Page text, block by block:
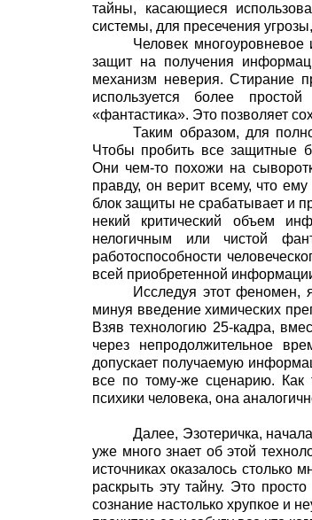
тайны, касающиеся
системы, для пресечения
Человек многоуровневое
защит на получения
механизм неверия. Стирание
используется более простой
«фантастика». Это позволяет
Таким образом, для
Чтобы пробить все защитные
Они чем-то похожи на
правду, он верит всему, что
блок защиты не срабатывает и
некий критический объем
нелогичным или чистой
работоспособности
всей приобретенной
Исследуя этот феномен,
минуя введение химических
Взяв технологию 25-кадра,
через непродолжительное
допускает получаемую
все по тому-же сценарию. Как
психики человека, она
Далее, Эзотеричка,
уже много знает об этой
источниках оказалось
раскрыть эту тайну. Это
сознание настолько хрупкое и